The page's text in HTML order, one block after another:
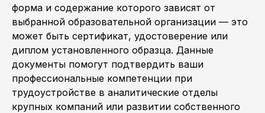
форма и содержание которого зависят от
выбранной образовательной организации — это
может быть сертификат, удостоверение или
диплом установленного образца. Данные
документы помогут подтвердить ваши
профессиональные компетенции при
трудоустройстве в аналитические отделы
крупных компаний или развитии собственного